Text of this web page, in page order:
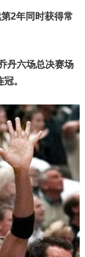
2年同时获得常
丹六场总决赛场
。